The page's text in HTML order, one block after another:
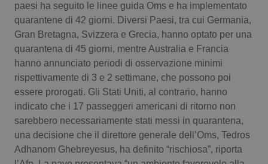
Puglia
Sardegna
Sicilia
Toscana
Umbria
Malattie rare
Malattia di Crohn & Rettocolite Ulcerosa
Neuroscienze & patologie neurodegenerative
Obesità
Oftalmologia
paesi ha seguito le linee guida Oms e ha implementato
quarantene di 42 giorni. Diversi Paesi, tra cui Germania,
Gran Bretagna, Svizzera e Grecia, hanno optato per una
quarantena di 45 giorni, mentre Australia e Francia
hanno annunciato periodi di osservazione minimi
rispettivamente di 3 e 2 settimane, che possono poi
essere prorogati. Gli Stati Uniti, al contrario, hanno
indicato che i 17 passeggeri americani di ritorno non
sarebbero necessariamente stati messi in quarantena,
una decisione che il direttore generale dell’Oms, Tedros
Adhanom Ghebreyesus, ha definito “rischiosa”, riporta